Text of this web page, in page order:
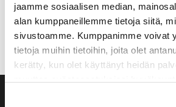
jaamme sosiaalisen median,
alan kumppaneillemme tietoja siitä,
sivustoamme. Kumppanimme voivat
tietoja muihin tietoihin, joita olet
kerätty, kun olet käyttänyt heidän